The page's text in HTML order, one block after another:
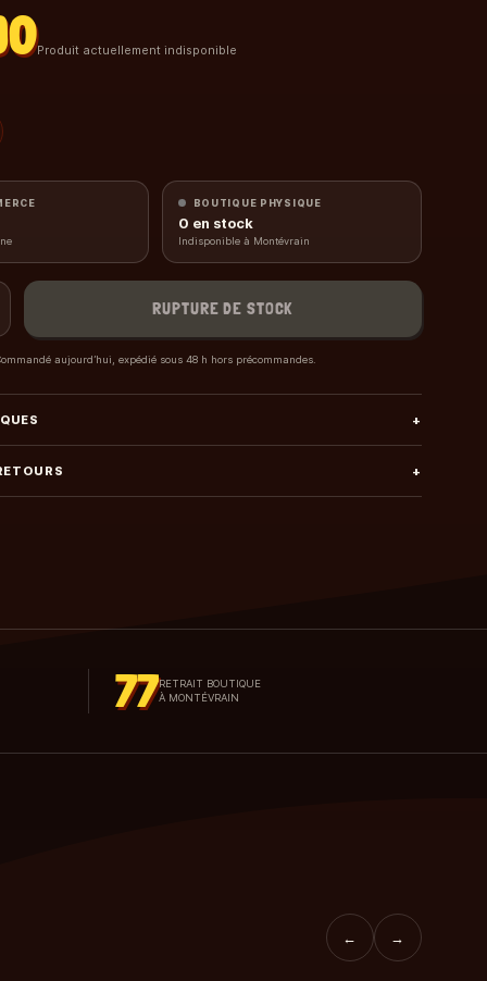
Produit actuellement indisponible
BOUTIQUE PHYSIQUE
0 en stock
Indisponible à Montévrain
RUPTURE DE STOCK
aujourd’hui, expédié sous 48 h hors précommandes.
+
+
77RETRAIT BOUTIQUE
À MONTÉVRAIN
← →